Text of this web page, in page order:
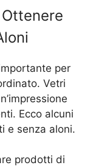
per
Vetri
Ecco alcuni
e senza aloni.
prodotti di